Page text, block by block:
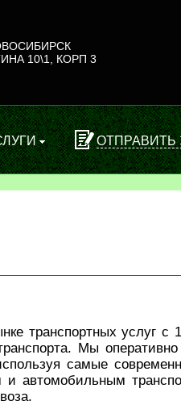
10\1, КОРП 3
ОТПРАВИТЬ
транспортных услуг с
Мы
самые
и автомобильным